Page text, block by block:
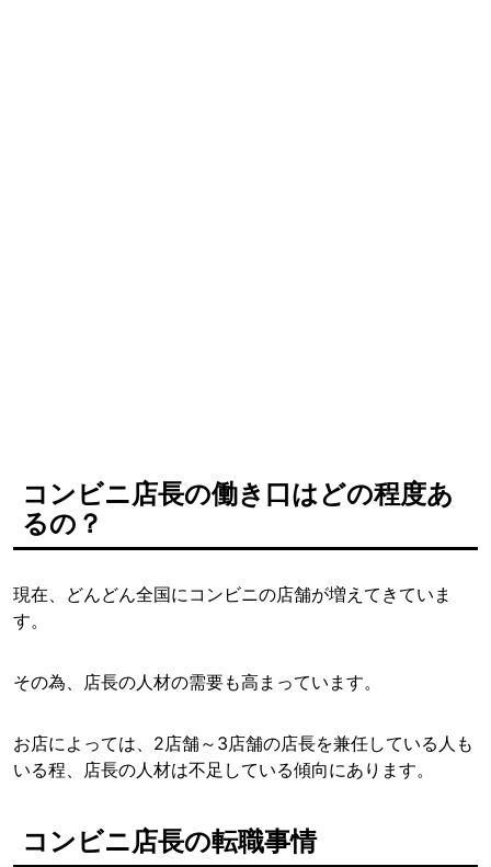
コンビニ店長の働き口はどの程度あ
るの？
現在、どんどん全国にコンビニの店舗が増えてきていま
す。
その為、店長の人材の需要も高まっています。
お店によっては、2店舗～3店舗の店長を兼任している人も
いる程、店長の人材は不足している傾向にあります。
コンビニ店長の転職事情